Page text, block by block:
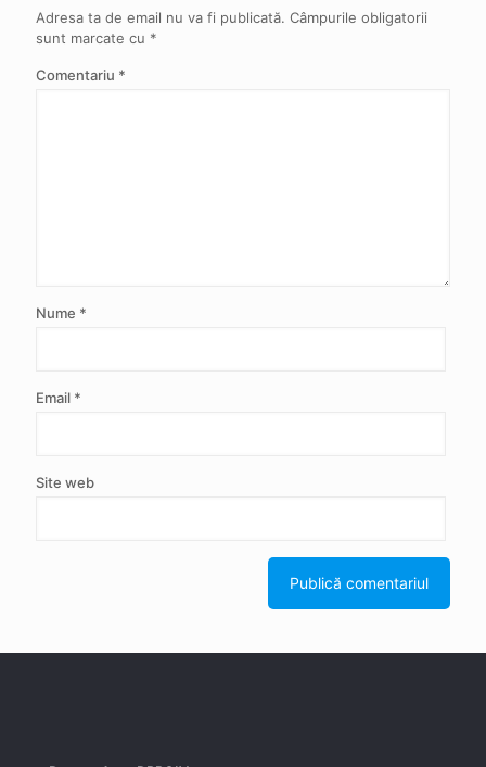
Adresa ta de email nu va fi publicată. Câmpurile obligatorii
sunt marcate cu *
Comentariu *
Nume *
Email *
Site web